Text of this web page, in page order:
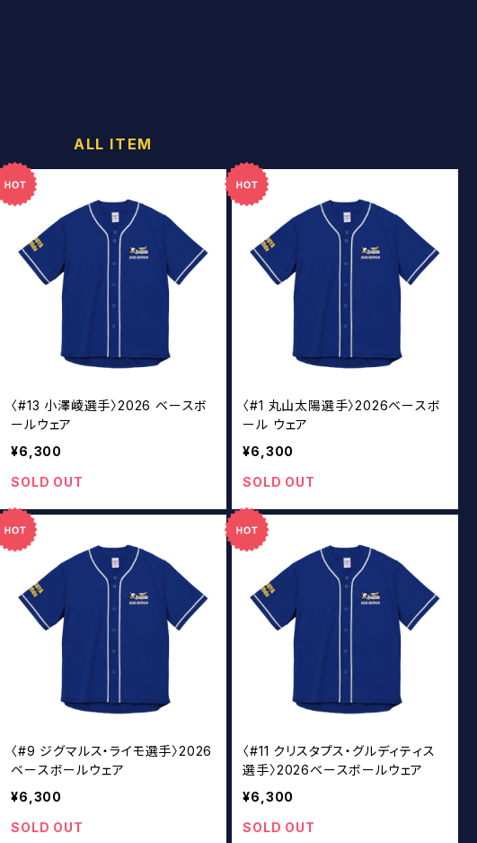
ALL ITEM
〈#13 小澤崚選手〉2026 ベースボ
ールウェア
¥6,300
SOLD OUT
〈#1 丸山太陽選手〉2026ベースボ
ール ウェア
¥6,300
SOLD OUT
〈#9 ジグマルス・ライモ選手〉2026
ベースボールウェア
¥6,300
SOLD OUT
〈#11 クリスタプス・グルディティス
選手〉2026ベースボールウェア
¥6,300
SOLD OUT